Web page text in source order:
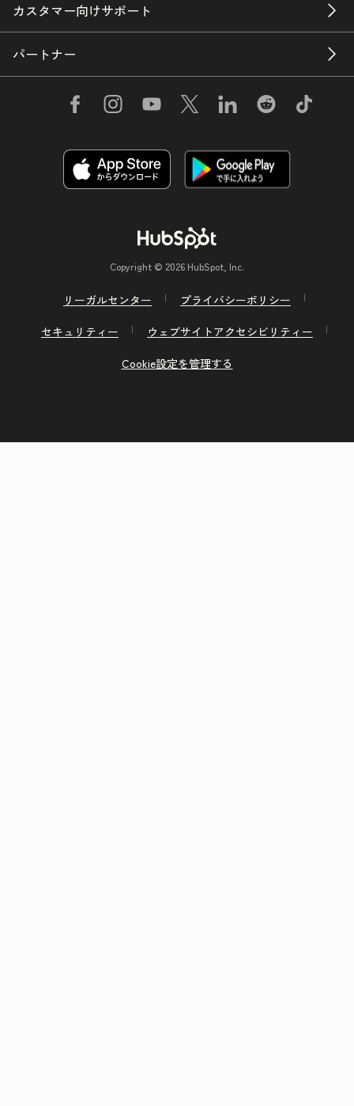
カスタマー向けサポート
パートナー
Copyright © 2026 HubSpot, Inc.
リーガルセンター
プライバシーポリシー
セキュリティー
ウェブサイトアクセシビリティー
Cookie設定を管理する